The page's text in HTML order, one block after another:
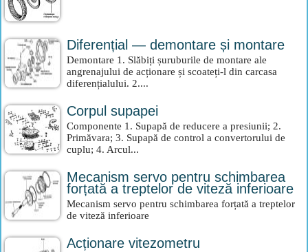
Diferențial — demontare și montare
Demontare 1. Slăbiți șuruburile de montare ale
angrenajului de acționare și scoateți-l din carcasa
diferențialului. 2....
Corpul supapei
Componente 1. Supapă de reducere a presiunii; 2.
Primăvara; 3. Supapă de control a convertorului de
cuplu; 4. Arcul...
Mecanism servo pentru schimbarea
forțată a treptelor de viteză inferioare
Mecanism servo pentru schimbarea forțată a treptelor
de viteză inferioare
Acționare vitezometru